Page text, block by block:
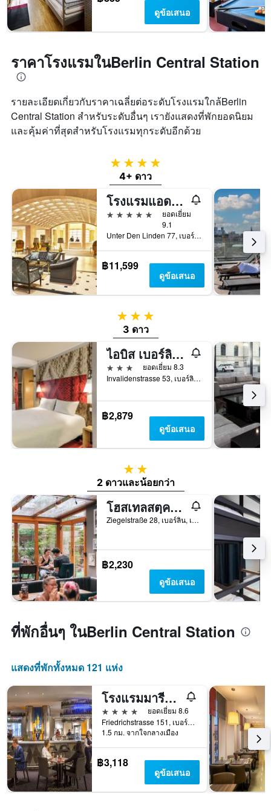
ดูข้อเสนอ
ราคาโรงแรมในBerlin Central Station
รายละเอียดเกี่ยวกับราคาเฉลี่ยต่อระดับโรงแรมใกล้Berlin
Central Station สำหรับระดับอื่นๆ เรายังแสดงที่พักยอดนิยม
และคุ้มค่าที่สุดสำหรับโรงแรมทุกระดับอีกด้วย
4 ดาว
4+ ดาว
โรงแรมแอดลอน เคมปินสกี้
5 ดาว
ยอดเยี่ยม
9.1
Unter Den Linden 77, เบอร์ลิน, เยอรมนี
฿11,599
ดูข้อเสนอ
3 ดาว
3 ดาว
ไอบิส เบอร์ลิน เฮาพท์บานโฮฟ
3 ดาว
ยอดเยี่ยม 8.3
Invalidenstrasse 53, เบอร์ลิน, เยอรมนี
฿2,879
ดูข้อเสนอ
2 ดาว
2 ดาวและน้อยกว่า
โฮสเทลสตฺคริสโตเฟอร์แบร์ลินมิตเท
Ziegelstraße 28, เบอร์ลิน, เยอรมนี
฿2,230
ดูข้อเสนอ
ที่พักอื่นๆ ในBerlin Central Station
แสดงที่พักทั้งหมด 121 แห่ง
โรงแรมมารีทิม โปรอาร์ต เบอร์ลิน
4 ดาว
ยอดเยี่ยม 8.6
Friedrichstrasse 151, เบอร์ลิน, เยอรมนี
1.5 กม. จากใจกลางเมือง
฿3,118
ดูข้อเสนอ